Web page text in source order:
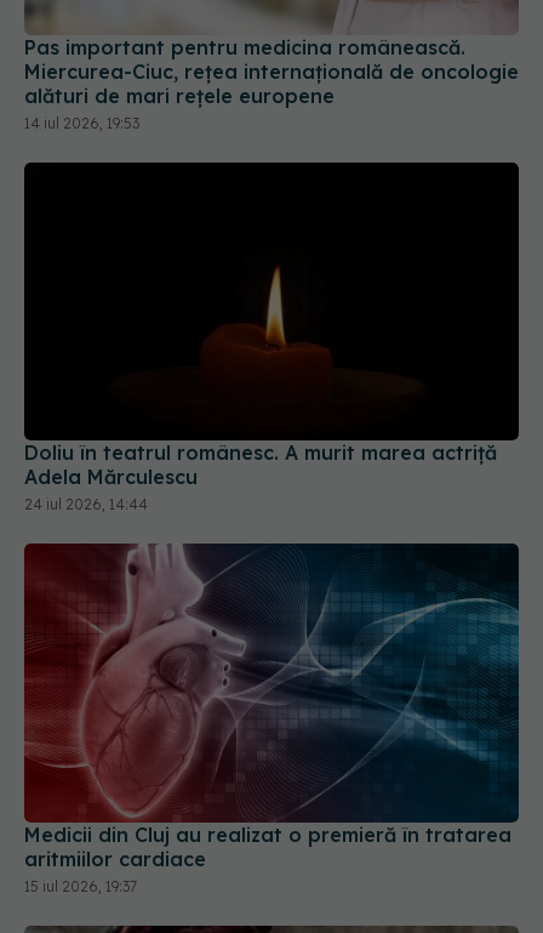
Miercurea-Ciuc, rețea internațională de oncologie
alături de mari rețele europene
14 iul 2026, 19:53
24 iul 2026, 14:44
Medicii din Cluj au realizat o premieră în tratarea
aritmiilor cardiace
15 iul 2026, 19:37